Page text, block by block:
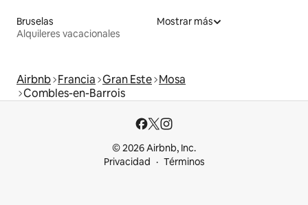
Bruselas
Alquileres vacacionales
Mostrar más
Airbnb Francia Gran Este Mosa
Combles-en-Barrois
© 2026 Airbnb, Inc.
Privacidad
Términos